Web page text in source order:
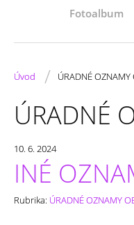
Fotoalbum
Úvod / ÚRADNÉ OZNAMY
ÚRADNÉ
10. 6. 2024
INÉ
Rubrika: ÚRADNÉ OZNAMY